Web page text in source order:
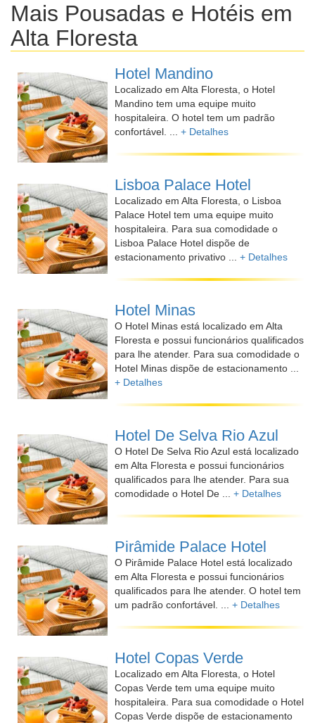
Mais Pousadas e Hotéis em
Alta Floresta
Hotel Mandino
Localizado em Alta Floresta, o Hotel
Mandino tem uma equipe muito
hospitaleira. O hotel tem um padrão
confortável. ... + Detalhes
Lisboa Palace Hotel
Localizado em Alta Floresta, o Lisboa
Palace Hotel tem uma equipe muito
hospitaleira. Para sua comodidade o
Lisboa Palace Hotel dispõe de
estacionamento privativo ... + Detalhes
Hotel Minas
O Hotel Minas está localizado em Alta
Floresta e possui funcionários qualificados
para lhe atender. Para sua comodidade o
Hotel Minas dispõe de estacionamento ...
+ Detalhes
Hotel De Selva Rio Azul
O Hotel De Selva Rio Azul está localizado
em Alta Floresta e possui funcionários
qualificados para lhe atender. Para sua
comodidade o Hotel De ... + Detalhes
Pirâmide Palace Hotel
O Pirâmide Palace Hotel está localizado
em Alta Floresta e possui funcionários
qualificados para lhe atender. O hotel tem
um padrão confortável. ... + Detalhes
Hotel Copas Verde
Localizado em Alta Floresta, o Hotel
Copas Verde tem uma equipe muito
hospitaleira. Para sua comodidade o Hotel
Copas Verde dispõe de estacionamento